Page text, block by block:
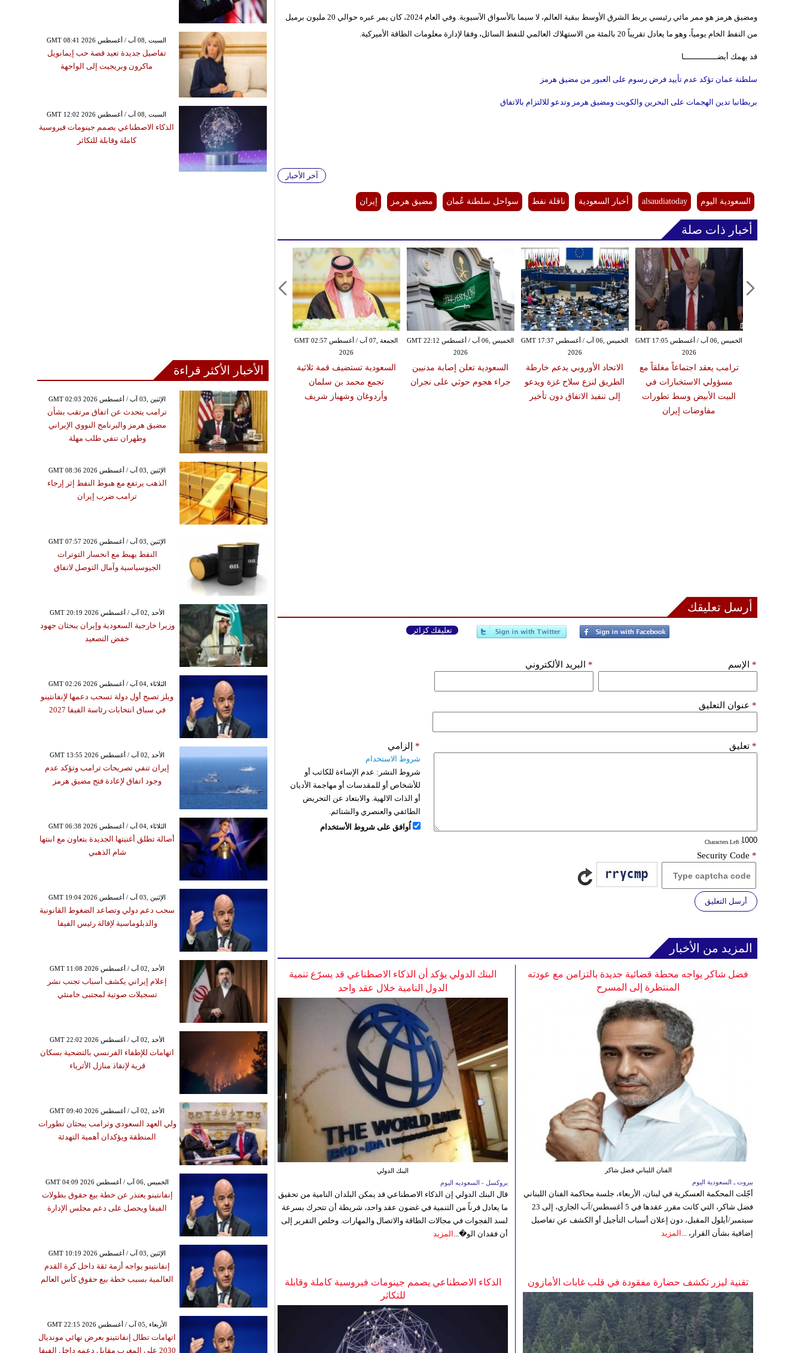
ومضيق هرمز هو ممر مائي رئيسي يربط الشرق الأوسط ببقية العالم، لا سيما بالأسواق الآسيوية. وفي العام 2024، كان يمر عبره حوالي 20 مليون برميل
من النفط الخام يومياً، وهو ما يعادل تقريباً 20 بالمئة من الاستهلاك العالمي للنفط السائل، وفقا لإدارة معلومات الطاقة الأميركية.
قد يهمك أيضــــــــــــــا
سلطنة عمان تؤكد عدم تأييد فرض رسوم على العبور من مضيق هرمز
بريطانيا تدين الهجمات على البحرين والكويت ومضيق هرمز وتدعو للالتزام بالاتفاق
آخر الأخبار
السعودية اليوم alsaudiatoday أخبار السعودية ناقلة نفط سواحل سلطنة عُمان مضيق هرمز إيران
أخبار ذات صلة
الجمعة ,07 آب / أغسطس GMT 02:57
2026
السعودية تستضيف قمة ثلاثية
تجمع محمد بن سلمان
وأردوغان وشهباز شريف
الخميس ,06 آب / أغسطس GMT 22:12
2026
السعودية تعلن إصابة مدنيين
جراء هجوم حوثي على نجران
الخميس ,06 آب / أغسطس GMT 17:37
2026
الاتحاد الأوروبي يدعم خارطة
الطريق لنزع سلاح غزة ويدعو
إلى تنفيذ الاتفاق دون تأخير
الخميس ,06 آب / أغسطس GMT 17:05
2026
ترامب يعقد اجتماعاً مغلقاً مع
مسؤولي الاستخبارات في
البيت الأبيض وسط تطورات
مفاوضات إيران
أرسل تعليقك
تعليقك كزائر
الإسم * البريد الألكتروني *
عنوان التعليق *
تعليق *
: Characters Left
إلزامي *
شروط الاستخدام
شروط النشر: عدم الإساءة للكاتب أو
للأشخاص أو للمقدسات أو مهاجمة الأديان
أو الذات الالهية. والابتعاد عن التحريض
الطائفي والعنصري والشتائم.
اُوافق على شروط الأستخدام
Security Code *
أرسل التعليق
المزيد من الأخبار
البنك الدولي يؤكد أن الذكاء الاصطناعي قد يسرّع تنمية
الدول النامية خلال عقد واحد
البنك الدولي
بروكسل - السعوديه اليوم
قال البنك الدولي إن الذكاء الاصطناعي قد يمكن البلدان النامية من تحقيق
ما يعادل قرناً من التنمية في غضون عقد واحد، شريطة أن تتحرك بسرعة
لسد الفجوات في مجالات الطاقة والاتصال والمهارات. وخلص التقرير إلى
أن فقدان الو�... المزيد
فضل شاكر يواجه محطة قضائية جديدة بالتزامن مع عودته
المنتظرة إلى المسرح
الفنان اللبناني فضل شاكر
بيروت ـ السعودية اليوم
أجّلت المحكمة العسكرية في لبنان، الأربعاء، جلسة محاكمة الفنان اللبناني
فضل شاكر، التي كانت مقرر عقدها في 5 أغسطس/آب الجاري، إلى 23
سبتمبر/أيلول المقبل، دون إعلان أسباب التأجيل أو الكشف عن تفاصيل
إضافية بشأن القرار، ... المزيد
الذكاء الاصطناعي يصمم جينومات فيروسية كاملة وقابلة
للتكاثر
تقنية ليزر تكشف حضارة مفقودة في قلب غابات الأمازون
GMT 08:41 2026 السبت ,08 آب / أغسطس
تفاصيل جديدة تعيد قصة حب إيمانويل
ماكرون وبريجيت إلى الواجهة
GMT 12:02 2026 السبت ,08 آب / أغسطس
الذكاء الاصطناعي يصمم جينومات فيروسية
كاملة وقابلة للتكاثر
الأخبار الأكثر قراءة
GMT 02:03 2026 الإثنين ,03 آب / أغسطس
ترامب يتحدث عن اتفاق مرتقب بشأن
مضيق هرمز والبرنامج النووي الإيراني
وطهران تنفي طلب مهلة
GMT 08:36 2026 الإثنين ,03 آب / أغسطس
الذهب يرتفع مع هبوط النفط إثر إرجاء
ترامب ضرب إيران
GMT 07:57 2026 الإثنين ,03 آب / أغسطس
النفط يهبط مع انحسار التوترات
الجيوسياسية وآمال التوصل لاتفاق
GMT 20:19 2026 الأحد ,02 آب / أغسطس
وزيرا خارجية السعودية وإيران يبحثان جهود
خفض التصعيد
GMT 02:26 2026 الثلاثاء ,04 آب / أغسطس
ويلز تصبح أول دولة تسحب دعمها لإنفانتينو
في سباق انتخابات رئاسة الفيفا 2027
GMT 13:55 2026 الأحد ,02 آب / أغسطس
إيران تنفي تصريحات ترامب وتؤكد عدم
وجود اتفاق لإعادة فتح مضيق هرمز
GMT 06:38 2026 الثلاثاء ,04 آب / أغسطس
أصالة تطلق أغنيتها الجديدة بتعاون مع ابنتها
شام الذهبي
GMT 19:04 2026 الإثنين ,03 آب / أغسطس
سحب دعم دولي وتصاعد الضغوط القانونية
والدبلوماسية لإقالة رئيس الفيفا
GMT 11:08 2026 الأحد ,02 آب / أغسطس
إعلام إيراني يكشف أسباب تجنب نشر
تسجيلات صوتية لمجتبى خامنئي
GMT 22:02 2026 الأحد ,02 آب / أغسطس
اتهامات للإطفاء الفرنسي بالتضحية بسكان
قرية لإنقاذ منازل الأثرياء
GMT 09:40 2026 الأحد ,02 آب / أغسطس
ولي العهد السعودي وترامب يبحثان تطورات
المنطقة ويؤكدان أهمية التهدئة
GMT 04:09 2026 الخميس ,06 آب / أغسطس
إنفانتينو يعتذر عن خطة بيع حقوق بطولات
الفيفا ويحصل على دعم مجلس الإدارة
GMT 10:19 2026 الإثنين ,03 آب / أغسطس
إنفانتينو يواجه أزمة ثقة داخل كرة القدم
العالمية بسبب خطة بيع حقوق كأس العالم
GMT 22:15 2026 الأربعاء ,05 آب / أغسطس
اتهامات تطال إنفانتينو بعرض نهائي مونديال
2030 على المغرب مقابل دعمه داخل الفيفا